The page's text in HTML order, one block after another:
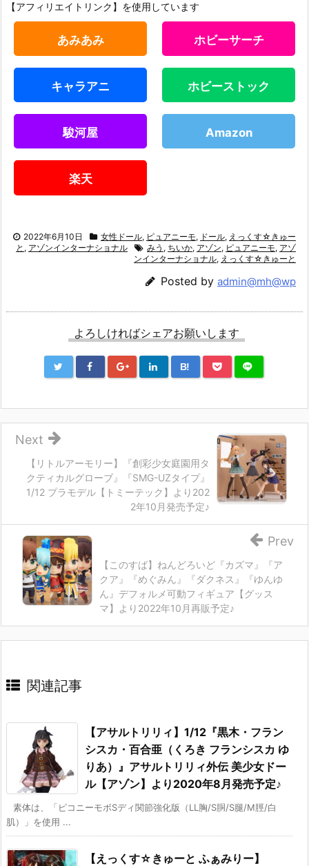
【アフィリエイトリンク】を使用しています
あみあみ ホビーサーチ
キャラアニ ホビーストック
駿河屋 Amazon
楽天
2022年6月10日 女性ドール, ピュアニーモ, ドール, えっくす☆きゅー
と , アゾンインターナショナル みう , ちいか, アゾン, ピュアニーモ, アゾ
ンインターナショナル, えっくす☆きゅーと
Posted by admin@mh@wp
よろしければシェアお願いします
B!
【リトルアーモリー】『創彩少女庭園用タ
クティカルグローブ』『SMG-UZタイプ』
1/12 プラモデル【トミーテック】より202
2年10月発売予定♪
Next
【このすば】ねんどろいど『カズマ』『ア
クア』『めぐみん』『ダクネス』『ゆんゆ
ん』デフォルメ可動フィギュア【グッス
マ】より2022年10月再販予定♪
Prev
関連記事
【アサルトリリィ】1/12『黒木・フラン
シスカ・百合亜（くろき フランシスカ ゆ
りあ）』アサルトリリィ外伝 美少女ドー
ル【アゾン】より2020年8月発売予定♪
素体は、「ピコニーモボSディ関節強化版（LL胸/S胴/S腿/M脛/白
肌）」を使用 ...
【えっくす☆きゅーと ふぁみりー】